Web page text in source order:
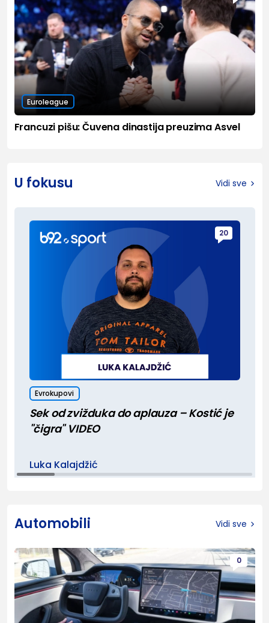
Euroleague
Francuzi pišu: Čuvena dinastija preuzima Asvel
U fokusu Vidi sve
20
Evrokupovi
Sek od zvižduka do aplauza – Kostić je
"čigra" VIDEO
Luka Kalajdžić
Automobili Vidi sve
0